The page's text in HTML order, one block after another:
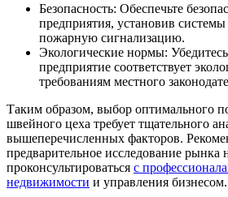
Безопасность: Обеспечьте
предприятия, установив
пожарную сигнализацию.
Экологические нормы:
предприятие соответствует
требованиям местного
Таким образом, выбор оптимального
швейного цеха требует тщательного
вышеперечисленных факторов.
предварительное исследование
проконсультироваться с
недвижимости и управления бизнесом.